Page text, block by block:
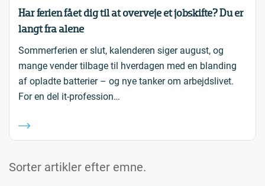
Har ferien fået dig til at overveje et jobskifte? Du er
langt fra alene
Sommerferien er slut, kalenderen siger august, og
mange vender tilbage til hverdagen med en blanding
af opladte batterier – og nye tanker om arbejdslivet.
For en del it-profession…
Sorter artikler efter emne.